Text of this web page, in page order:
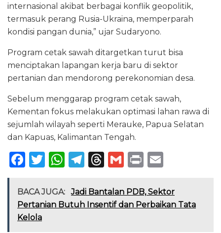
internasional akibat berbagai konflik geopolitik,
termasuk perang Rusia-Ukraina, memperparah
kondisi pangan dunia,” ujar Sudaryono.
Program cetak sawah ditargetkan turut bisa
menciptakan lapangan kerja baru di sektor
pertanian dan mendorong perekonomian desa.
Sebelum menggarap program cetak sawah,
Kementan fokus melakukan optimasi lahan rawa di
sejumlah wilayah seperti Merauke, Papua Selatan
dan Kapuas, Kalimantan Tengah.
F
c
e
b
T
it
te
W
a
ts
T
e
g
T
re
a
G
ai
l
P
n
t
ai
l
BACA JUGA:
Jadi Bantalan PDB, Sektor
Pertanian Butuh Insentif dan Perbaikan Tata
Kelola